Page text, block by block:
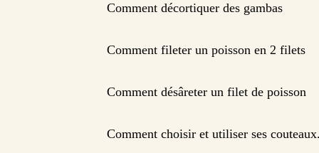
Comment décortiquer des gambas
Comment fileter un poisson en 2 filets
Comment désâreter un filet de poisson
Comment choisir et utiliser ses